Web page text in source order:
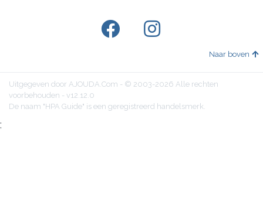
Naar boven
Uitgegeven door AJOUDA.Com - © 2003-2026 Alle rechten
voorbehouden - v12.12.0
De naam "HPA Guide" is een geregistreerd handelsmerk.
;